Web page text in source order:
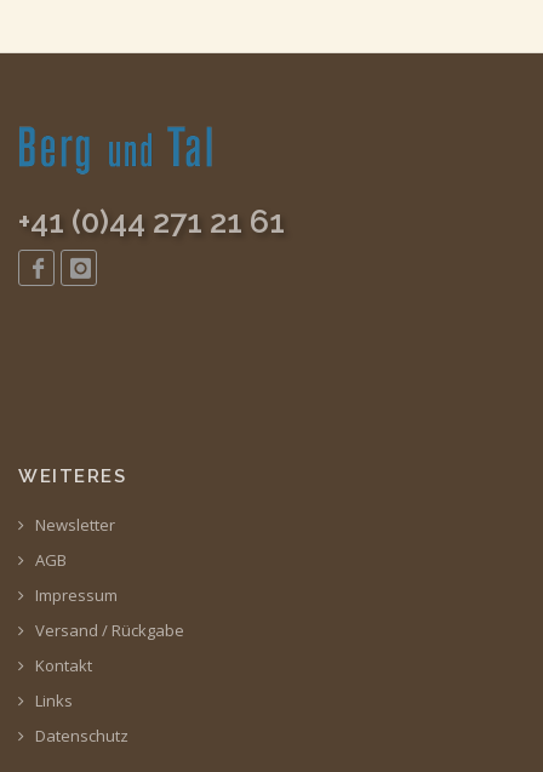
+41 (0)44 271 21 61
WEITERES
Newsletter
AGB
Impressum
Versand / Rückgabe
Kontakt
Links
Datenschutz